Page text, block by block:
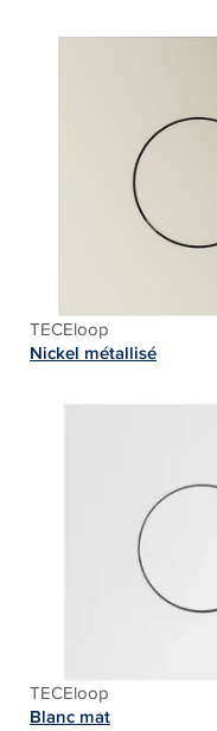
TECEloop
Nickel métallisé
TECEloop
Blanc mat